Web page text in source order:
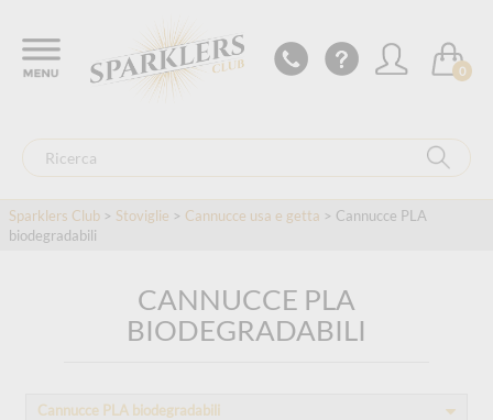
0
Sparklers Club > Stoviglie > Cannucce usa e getta > Cannucce PLA
biodegradabili
CANNUCCE PLA
BIODEGRADABILI
Cannucce PLA biodegradabili